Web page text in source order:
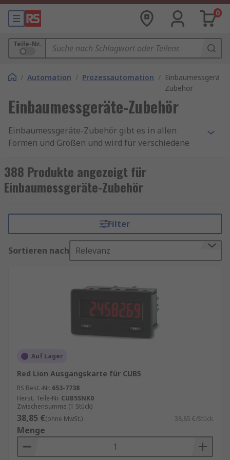
0
Teile-Nr.
/ Automation / Prozessautomation / Einbaumessgeräte-
Zubehör
Einbaumessgeräte-Zubehör
Einbaumessgeräte-Zubehör gibt es in allen
Formen und Größen und wird für verschiedene
Multifunktions-Schalttafelzähler, Stromzähler
und Spannungsmesser verwendet. Das Zubehör
für Einbaumessgeräte ist eine nützliche
Effektivität, die Langlebigkeit und die
Fähigkeiten von Schalttafelzählergeräten
verbessern kann. Es gibt viele Arten von Zubehör,
die mit Sensoren verwendet werden, einige
Montagerahmen
Messgeräteskalen
Programmier-Kits
Sensoren
Kabel
Abdeckungen
Schutzhüllen
In unserem Sortiment finden Sie eine große
Auswahl an Zubehörteilen, die speziell für
analoge und digitale Einbaumessgeräte
388 Produkte angezeigt für
Einbaumessgeräte-Zubehör
Filter
Sortieren nach Relevanz
Auf Lager
Red Lion Ausgangskarte für CUB5
RS Best.-Nr. 653-7738
Herst. Teile-Nr. CUB5SNK0
Zwischensumme (1 Stück)
38,85 €(ohne MwSt.) 38,85 €/Stück
Menge